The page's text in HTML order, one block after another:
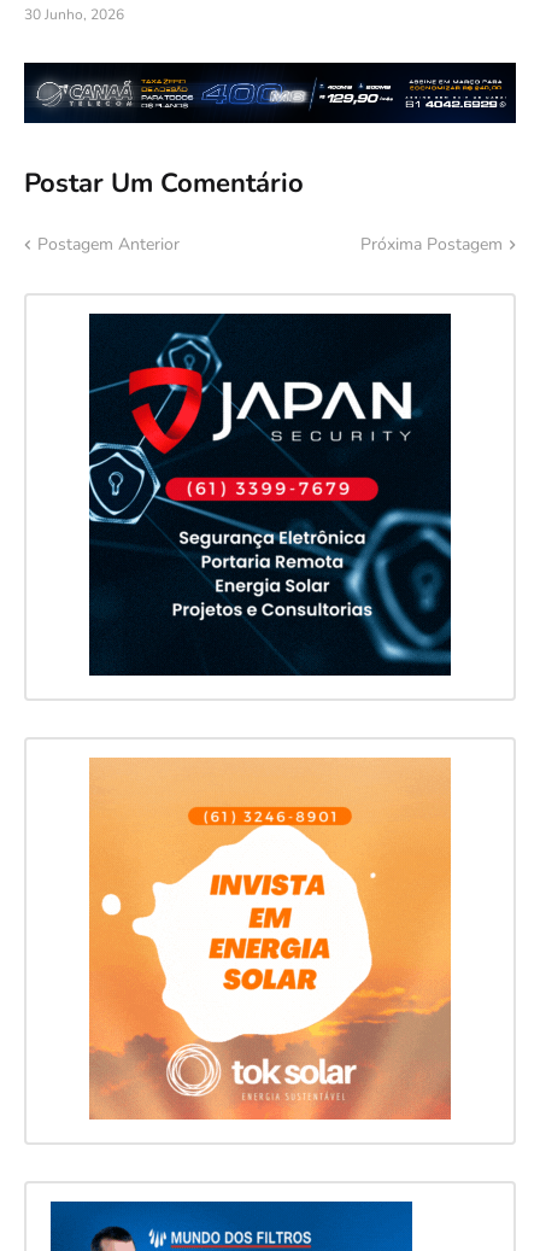
30 Junho, 2026
Postar Um Comentário
Postagem Anterior Próxima Postagem